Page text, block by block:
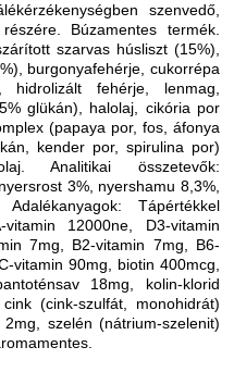
szenvedő,
Búzamentes termék.
szarvas húsliszt (15%),
burgonyafehérje, cukorrépa
hidrolizált fehérje, lenmag,
glükán), halolaj, cikória por
(papaya por, fos, áfonya
kender por, spirulina por)
Analitikai összetevők:
3%, nyershamu 8,3%,
Tápértékkel
vitamin 12000ne, D3-vitamin
7mg, B2-vitamin 7mg, B6-
vitamin 90mg, biotin 400mcg,
18mg, kolin-klorid
(cink-szulfát, monohidrát)
szelén (nátrium-szelenit)